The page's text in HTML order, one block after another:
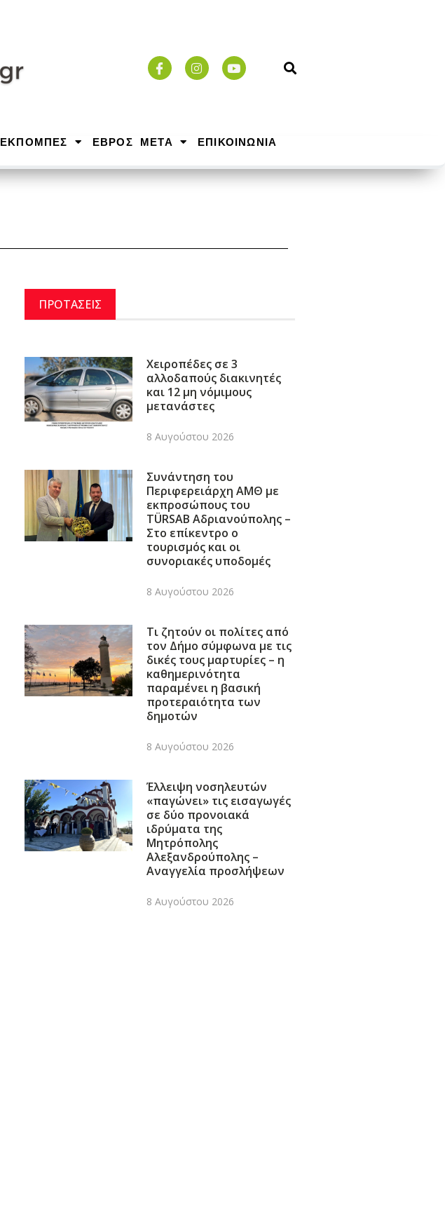
ΕΚΠΟΜΠΕΣ ΕΒΡΟΣ ΜΕΤΑ ΕΠΙΚΟΙΝΩΝΙΑ
ΠΡΟΤΑΣΕΙΣ
Χειροπέδες σε 3
αλλοδαπούς διακινητές
και 12 μη νόμιμους
μετανάστες
8 Αυγούστου 2026
Συνάντηση του
Περιφερειάρχη ΑΜΘ με
εκπροσώπους του
TÜRSAB Αδριανούπολης –
Στο επίκεντρο ο
τουρισμός και οι
συνοριακές υποδομές
8 Αυγούστου 2026
Τι ζητούν οι πολίτες από
τον Δήμο σύμφωνα με τις
δικές τους μαρτυρίες – η
καθημερινότητα
παραμένει η βασική
προτεραιότητα των
δημοτών
8 Αυγούστου 2026
Έλλειψη νοσηλευτών
«παγώνει» τις εισαγωγές
σε δύο προνοιακά
ιδρύματα της
Μητρόπολης
Αλεξανδρούπολης –
Αναγγελία προσλήψεων
8 Αυγούστου 2026